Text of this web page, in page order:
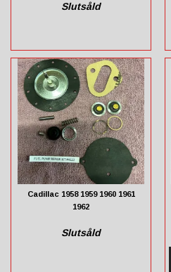
Slutsåld
Cadillac 1958 1959 1960 1961
1962
Slutsåld